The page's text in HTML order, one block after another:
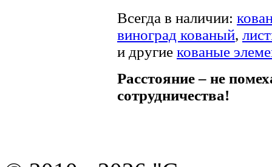
Всегда в наличии:
виноград кованый,
и другие кованые
Расстояние – не
сотрудничества!